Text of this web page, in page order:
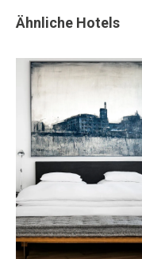
Ähnliche Hotels